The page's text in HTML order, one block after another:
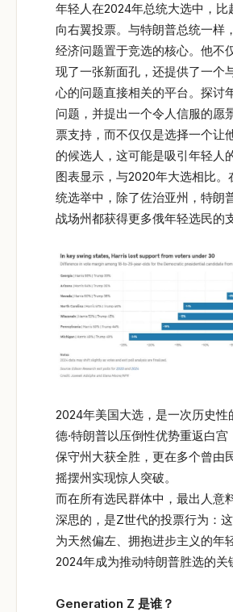
年轻人在2024年总统大选中，比
向右翼投票。与特朗普总统一样
经济问题置于竞选的核心。他不
现了一张新面孔，还提供了一个
心的问题直接相关的平台。探讨
问题，并提出一个令人信服的愿
票支持，而不仅仅是选择一个让
的候选人，这可能是吸引年轻人
图表显示，与2020年大选相比。
统选举中，除了佐治亚州，特朗
战场州都获得更多俄年轻选民的
2024年美国大选，是一次历史性
德·特朗普以压倒性优势重返白
保守州大获全胜，更在多个曾由
摇摆州实现惊人突破。
而在所有选民群体中，最出人意
深思的，是Z世代的投票行为：
为天然偏左、拥抱进步主义的年
2024年成为推动特朗普胜选的关
Generation Z 是谁？